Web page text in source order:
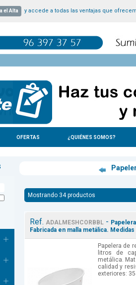
el Alta y accede a todas las ventajas que
OFERTAS ¿QUIÉNES SOMOS?
Mostrando 34 productos
Ref. ADALMESHCORBBL-
Fabricada en malla metálica.
Papelera de
litros de
metálica.
calidad y
exteriores: